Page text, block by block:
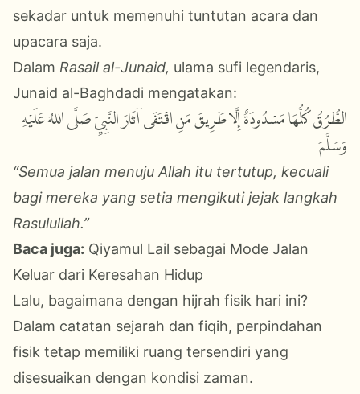
sekadar untuk memenuhi tuntutan acara dan
upacara saja.
Dalam Rasail al-Junaid, ulama sufi legendaris,
Junaid al-Baghdadi mengatakan:
الطُّرُقُ كُلُّهَا مَسْدُودَةٌ إِلَّا طَرِيقَ مَنِ اقْتَفَى آثَارَ النَّبِيِّ صَلَّى اللهُ عَلَيْهِ
وَسَلَّمَ
“Semua jalan menuju Allah itu tertutup, kecuali
bagi mereka yang setia mengikuti jejak langkah
Rasulullah.”
Baca juga: Qiyamul Lail sebagai Mode Jalan
Keluar dari Keresahan Hidup
Lalu, bagaimana dengan hijrah fisik hari ini?
Dalam catatan sejarah dan fiqih, perpindahan
fisik tetap memiliki ruang tersendiri yang
disesuaikan dengan kondisi zaman.